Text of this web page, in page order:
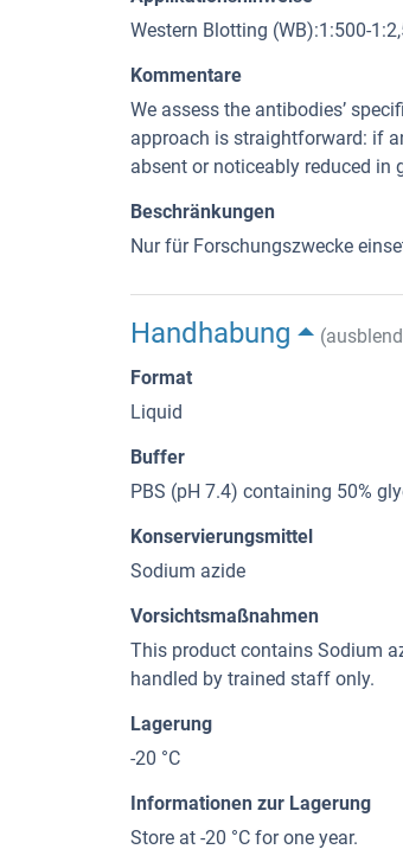
Western Blotting (WB):1:500-
Kommentare
We assess the antibodies’
approach is straightforward: if
absent or noticeably reduced in
Beschränkungen
Nur für Forschungszwecke
Handhabung
Format
Liquid
Buffer
PBS (pH 7.4) containing 50%
Konservierungsmittel
Sodium azide
Vorsichtsmaßnahmen
This product contains Sodium
handled by trained staff only.
Lagerung
-20 °C
Informationen zur Lagerung
Store at -20 °C for one year.